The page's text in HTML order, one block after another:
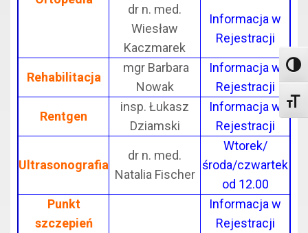
dr n. med.
Wiesław
Kaczmarek
Informacja w
Rejestracji
Rehabilitacja
mgr Barbara
Nowak
Informacja w
Rejestracji
Rentgen
insp. Łukasz
Dziamski
Informacja w
Rejestracji
Ultrasonografia
dr n. med.
Natalia Fischer
Wtorek/
środa/czwartek
od 12.00
Punkt
szczepień
Informacja w
Rejestracji